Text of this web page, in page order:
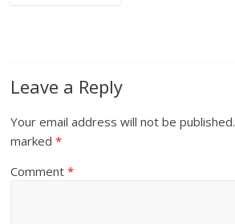
Leave a Reply
Your email address will not be published.
marked*
Comment*